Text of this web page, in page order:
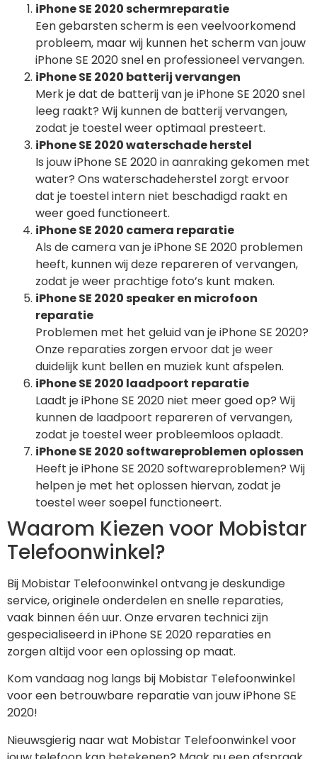
iPhone SE 2020 schermreparatie
Een gebarsten scherm is een veelvoorkomend
probleem, maar wij kunnen het scherm van jouw
iPhone SE 2020 snel en professioneel vervangen.
iPhone SE 2020 batterij vervangen
Merk je dat de batterij van je iPhone SE 2020 snel
leeg raakt? Wij kunnen de batterij vervangen,
zodat je toestel weer optimaal presteert.
iPhone SE 2020 waterschade herstel
Is jouw iPhone SE 2020 in aanraking gekomen met
water? Ons waterschadeherstel zorgt ervoor
dat je toestel intern niet beschadigd raakt en
weer goed functioneert.
iPhone SE 2020 camera reparatie
Als de camera van je iPhone SE 2020 problemen
heeft, kunnen wij deze repareren of vervangen,
zodat je weer prachtige foto’s kunt maken.
iPhone SE 2020 speaker en microfoon
reparatie
Problemen met het geluid van je iPhone SE 2020?
Onze reparaties zorgen ervoor dat je weer
duidelijk kunt bellen en muziek kunt afspelen.
iPhone SE 2020 laadpoort reparatie
Laadt je iPhone SE 2020 niet meer goed op? Wij
kunnen de laadpoort repareren of vervangen,
zodat je toestel weer probleemloos oplaadt.
iPhone SE 2020 softwareproblemen oplossen
Heeft je iPhone SE 2020 softwareproblemen? Wij
helpen je met het oplossen hiervan, zodat je
toestel weer soepel functioneert.
Waarom Kiezen voor Mobistar
Telefoonwinkel?
Bij Mobistar Telefoonwinkel ontvang je deskundige
service, originele onderdelen en snelle reparaties,
vaak binnen één uur. Onze ervaren technici zijn
gespecialiseerd in iPhone SE 2020 reparaties en
zorgen altijd voor een oplossing op maat.
Kom vandaag nog langs bij Mobistar Telefoonwinkel
voor een betrouwbare reparatie van jouw iPhone SE
2020!
Nieuwsgierig naar wat Mobistar Telefoonwinkel voor